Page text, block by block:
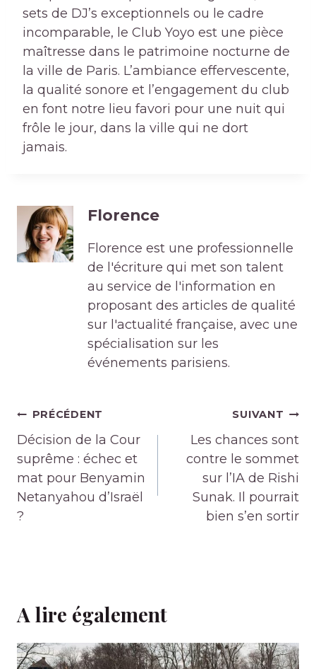
sets de DJ’s exceptionnels ou le cadre
incomparable, le Club Yoyo est une pièce
maîtresse dans le patrimoine nocturne de
la ville de Paris. L’ambiance effervescente,
la qualité sonore et l’engagement du club
en font notre lieu favori pour une nuit qui
frôle le jour, dans la ville qui ne dort
jamais.
Florence
Florence est une professionnelle
de l'écriture qui met son talent
au service de l'information en
proposant des articles de qualité
sur l'actualité française, avec une
spécialisation sur les
événements parisiens.
Navigation
de
l’article
PRÉCÉDENT
Décision de la Cour
suprême : échec et
mat pour Benyamin
Netanyahou d’Israël
?
SUIVANT
Les chances sont
contre le sommet
sur l’IA de Rishi
Sunak. Il pourrait
bien s’en sortir
A lire également